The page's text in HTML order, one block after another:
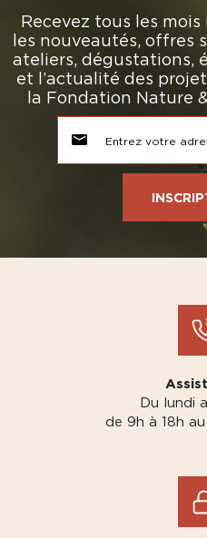
Recevez tous les
les nouveautés, offres
ateliers, dégustations,
et l’actualité des
la Fondation Nature
Du lundi
de 9h à 18h